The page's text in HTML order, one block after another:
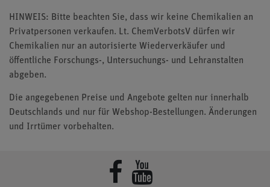
HINWEIS: Bitte beachten Sie, dass wir keine Chemikalien an
Privatpersonen verkaufen. Lt. ChemVerbotsV dürfen wir
Chemikalien nur an autorisierte Wiederverkäufer und
öffentliche Forschungs-, Untersuchungs- und Lehranstalten
abgeben.
Die angegebenen Preise und Angebote gelten nur innerhalb
Deutschlands und nur für Webshop-Bestellungen. Änderungen
und Irrtümer vorbehalten.